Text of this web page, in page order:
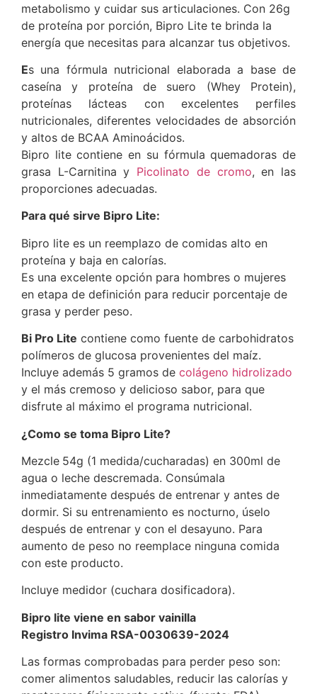
metabolismo y cuidar sus articulaciones. Con 26g
de proteína por porción, Bipro Lite te brinda la
energía que necesitas para alcanzar tus objetivos.
Es una fórmula nutricional elaborada a base de
caseína y proteína de suero (Whey Protein),
proteínas lácteas con excelentes perfiles
nutricionales, diferentes velocidades de absorción
y altos de BCAA Aminoácidos.
Bipro lite contiene en su fórmula quemadoras de
grasa L-Carnitina y Picolinato de cromo, en las
proporciones adecuadas.
Para qué sirve Bipro Lite:
Bipro lite es un reemplazo de comidas alto en
proteína y baja en calorías.
Es una excelente opción para hombres o mujeres
en etapa de definición para reducir porcentaje de
grasa y perder peso.
Bi Pro Lite contiene como fuente de carbohidratos
polímeros de glucosa provenientes del maíz.
Incluye además 5 gramos de colágeno hidrolizado
y el más cremoso y delicioso sabor, para que
disfrute al máximo el programa nutricional.
¿Como se toma Bipro Lite?
Mezcle 54g (1 medida/cucharadas) en 300ml de
agua o leche descremada. Consúmala
inmediatamente después de entrenar y antes de
dormir. Si su entrenamiento es nocturno, úselo
después de entrenar y con el desayuno. Para
aumento de peso no reemplace ninguna comida
con este producto.
Incluye medidor (cuchara dosificadora).
Bipro lite viene en sabor vainilla
Registro Invima RSA-0030639-2024
Las formas comprobadas para perder peso son:
comer alimentos saludables, reducir las calorías y